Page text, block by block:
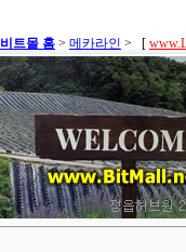
비트몰 홈 > 메카라인 > [